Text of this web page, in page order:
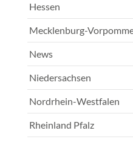
Hessen
Mecklenburg-
News
Niedersachsen
Nordrhein-Westfalen
Rheinland Pfalz